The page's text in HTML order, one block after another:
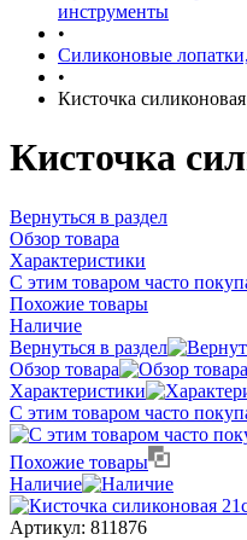
инструменты
•
Силиконовые
•
Кисточка
Кисточка
Вернуться в раздел
Обзор товара
Характеристики
С этим товаром часто
Похожие товары
Наличие
Вернуться в раздел
Обзор товара
Характеристики
С этим товаром часто
Похожие товары
Наличие
Артикул: 811876